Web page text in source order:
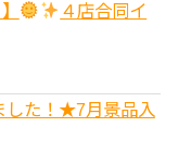
４店合同イ
した！★7月景品入